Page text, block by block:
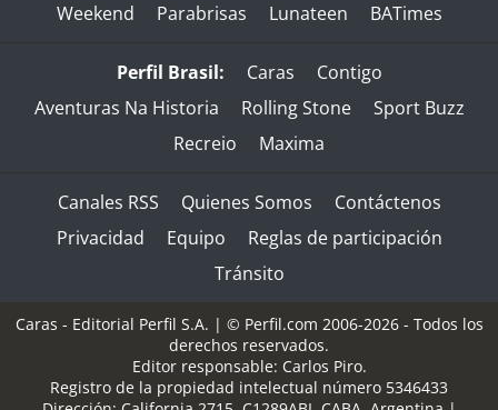
Weekend
Parabrisas Lunateen BATimes
Perfil Brasil: Caras
Contigo
Aventuras Na Historia
Rolling Stone
Sport Buzz
Recreio
Maxima
Canales RSS Quienes Somos
Contáctenos
Privacidad
Equipo
Reglas de participación
Tránsito
Caras - Editorial Perfil S.A. | © Perfil.com 2006-2026 - Todos los
derechos reservados.
Editor responsable: Carlos Piro.
Registro de la propiedad intelectual número 5346433